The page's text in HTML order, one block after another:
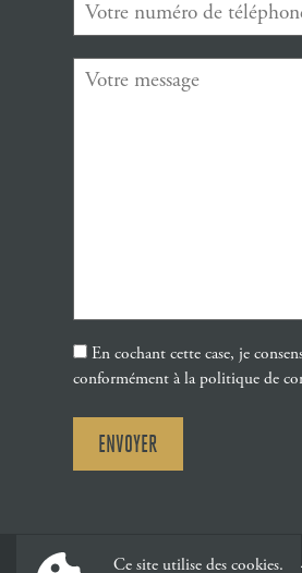
En cochant cette case, je
conformément à la politique de
ACCUEIL TOC TOC TOC LES
Ce site utilise des cookies.